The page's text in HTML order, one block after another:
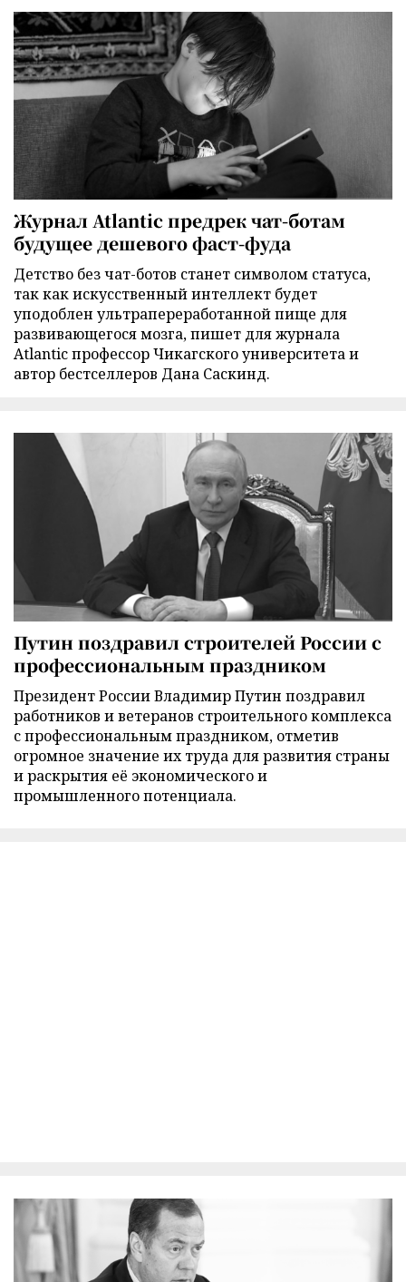
Журнал Atlantic предрек чат-ботам
будущее дешевого фаст-фуда
Детство без чат-ботов станет символом статуса,
так как искусственный интеллект будет
уподоблен ультрапереработанной пище для
развивающегося мозга, пишет для журнала
Atlantic профессор Чикагского университета и
автор бестселлеров Дана Саскинд.
Путин поздравил строителей России с
профессиональным праздником
Президент России Владимир Путин поздравил
работников и ветеранов строительного комплекса
с профессиональным праздником, отметив
огромное значение их труда для развития страны
и раскрытия её экономического и
промышленного потенциала.